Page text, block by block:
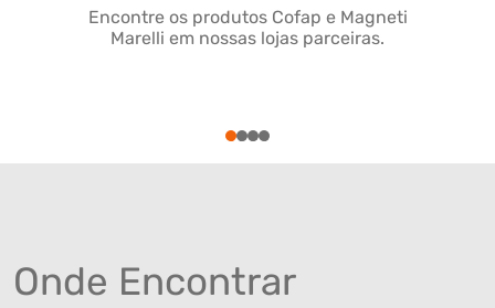
Encontre os produtos Cofap e Magneti
Marelli em nossas lojas parceiras.
1234
Onde Encontrar